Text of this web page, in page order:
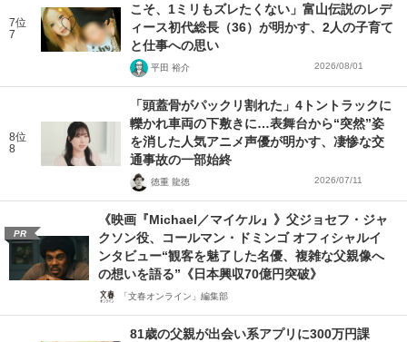
7位
7
こそ、1ミリもズレたくない」富山伝説のレデ
ィース初代総長（36）が明かす、2人の子育て
と仕事への思い
平田 裕介 2026/08/01
8位
8
「頭蓋骨がパックリ割れた」4トントラックに
轢かれ車両の下敷きに…表舞台から“突然”姿
を消した人気アニメ声優が明かす、凄惨な交
通事故の一部始終
徳重 龍徳 2026/07/11
PR
《映画『Michael／マイケル』》父ジョセフ・ジャ
クソン役、コールマン・ドミンゴ オフィシャルイ
ンタビュー“観客を魅了した名優、複雑な父親像へ
の想いを語る”《日本興収70億円突破》
「文春オンライン」編集部
81歳の父親が出会い系アプリに300万円課